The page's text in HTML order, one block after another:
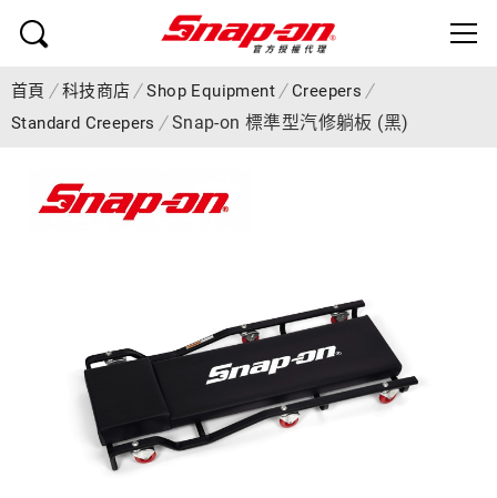
首頁 科技商店 Shop Equipment
Creepers
Standard Creepers
Snap-on 標準型汽修躺板 (黑)